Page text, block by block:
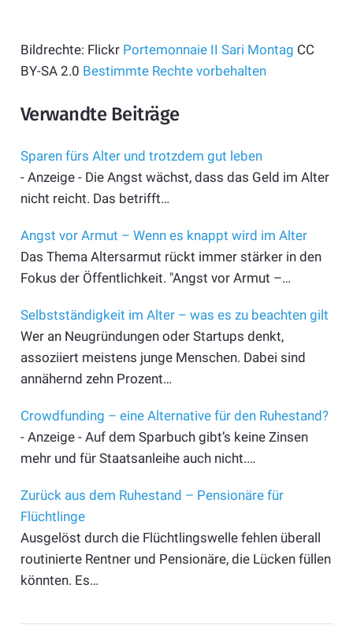
Bildrechte: Flickr Portemonnaie II Sari Montag CC
BY-SA 2.0 Bestimmte Rechte vorbehalten
Verwandte Beiträge
Sparen fürs Alter und trotzdem gut leben
- Anzeige - Die Angst wächst, dass das Geld im Alter
nicht reicht. Das betrifft…
Angst vor Armut – Wenn es knappt wird im Alter
Das Thema Altersarmut rückt immer stärker in den
Fokus der Öffentlichkeit. "Angst vor Armut –…
Selbstständigkeit im Alter – was es zu beachten gilt
Wer an Neugründungen oder Startups denkt,
assoziiert meistens junge Menschen. Dabei sind
annähernd zehn Prozent…
Crowdfunding – eine Alternative für den Ruhestand?
- Anzeige - Auf dem Sparbuch gibt’s keine Zinsen
mehr und für Staatsanleihe auch nicht.…
Zurück aus dem Ruhestand – Pensionäre für
Flüchtlinge
Ausgelöst durch die Flüchtlingswelle fehlen überall
routinierte Rentner und Pensionäre, die Lücken füllen
könnten. Es…